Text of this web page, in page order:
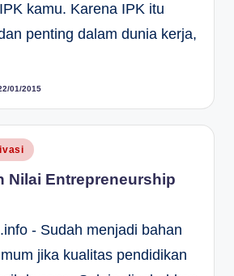
kamu. Karena IPK itu
penting dalam dunia kerja,
01/2015
Nilai Entrepreneurship
- Sudah menjadi bahan
jika kualitas pendidikan